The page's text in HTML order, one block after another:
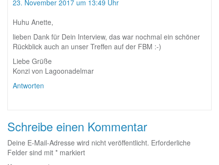
23. November 2017 um 13:49 Uhr
Huhu Anette,
lieben Dank für Dein Interview, das war nochmal ein schöner
Rückblick auch an unser Treffen auf der FBM :-)
Liebe Grüße
Konzi von Lagoonadelmar
Antworten
Schreibe einen Kommentar
Deine E-Mail-Adresse wird nicht veröffentlicht. Erforderliche
Felder sind mit * markiert